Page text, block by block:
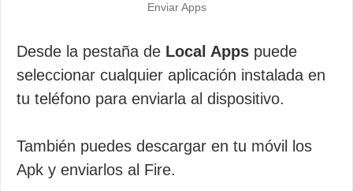
Enviar Apps
Desde la pestaña de Local Apps puede
seleccionar cualquier aplicación instalada en
tu teléfono para enviarla al dispositivo.
También puedes descargar en tu móvil los
Apk y enviarlos al Fire.